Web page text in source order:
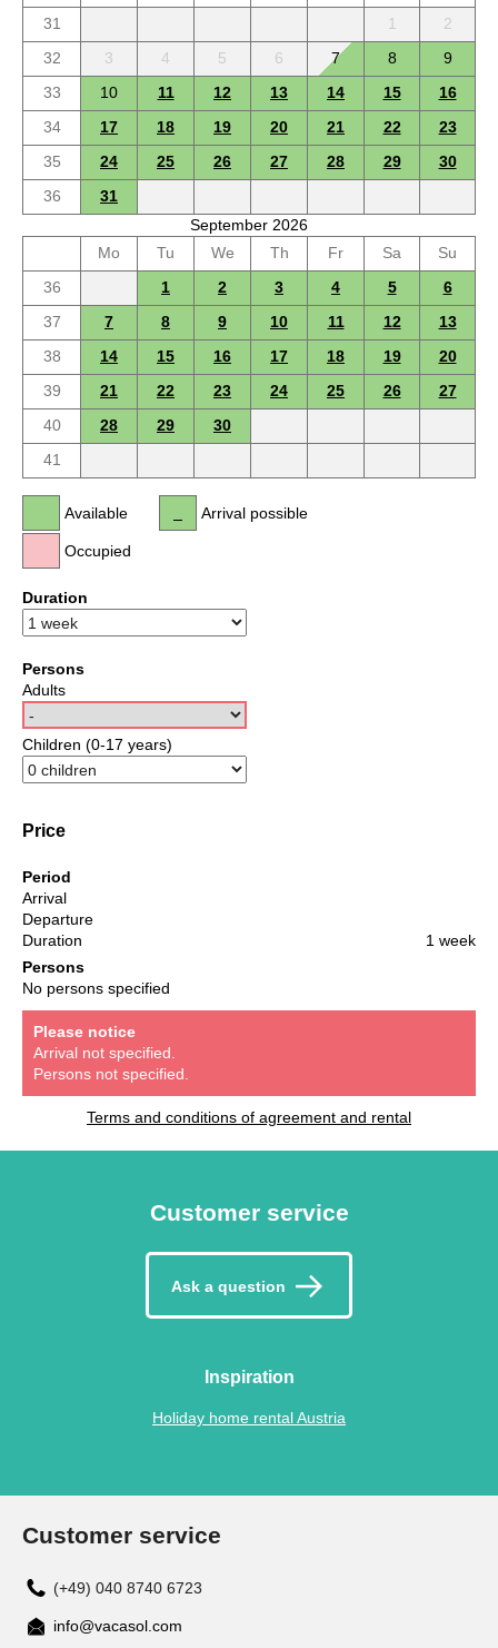
31
1
2
32
3 4 5 6 7 8
9
33
10 11 12 13 14 15
16
34
17 18 19 20 21 22
23
35
24 25 26 27 28 29
30
36
31
September 2026
Mo
Tu We Th Fr Sa
Su
36
1 2 3 4 5
6
37
7 8 9 10 11 12
13
38
14 15 16 17 18 19
20
39
21 22 23 24 25 26
27
40
28 29
30
41
Available
Occupied
Arrival possible
Duration
Persons
Adults
Children (0-17 years)
Price
Period
Arrival
Departure
Duration
1 week
Persons
No persons specified
Please notice
Arrival not specified.
Persons not specified.
Terms and conditions of agreement and rental
Customer service
Ask a question
Inspiration
Holiday home rental Austria
Customer service
(+49) 040 8740 6723
info@vacasol.com